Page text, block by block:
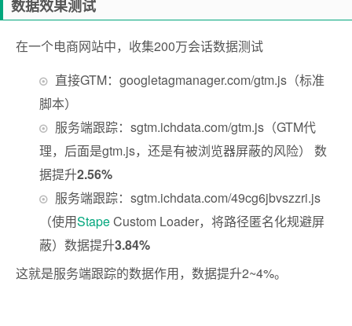
数据效果测试
在一个电商网站中，收集200万会话数据测试
直接GTM：googletagmanager.com/gtm.js（标准
脚本）
服务端跟踪：sgtm.ichdata.com/gtm.js（GTM代
理，后面是gtm.js，还是有被浏览器屏蔽的风险） 数
据提升2.56%
服务端跟踪：sgtm.ichdata.com/49cg6jbvszzri.js
（使用StapeCustom Loader，将路径匿名化规避屏
蔽）数据提升3.84%
这就是服务端跟踪的数据作用，数据提升2~4%。